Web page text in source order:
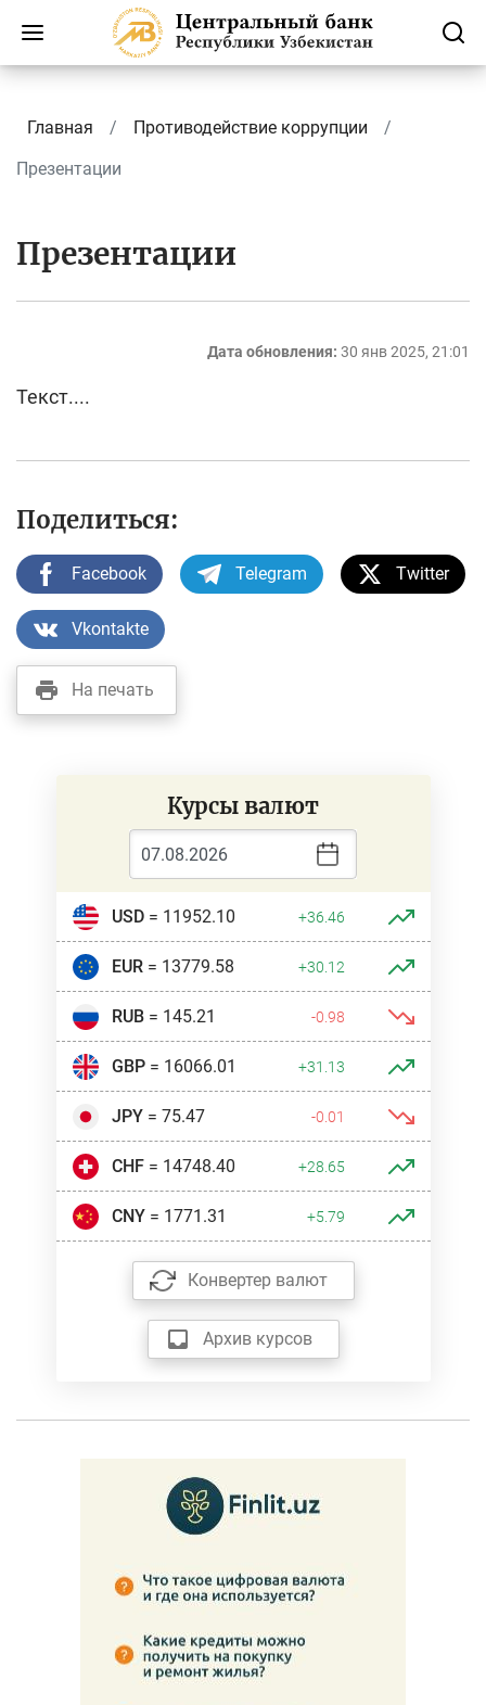
Главная
Противодействие коррупции
Презентации
Презентации
Дата обновления: 30 янв 2025, 21:01
Текст....
Поделиться:
Facebook Telegram Twitter
Vkontakte
На печать
Курсы валют
USD= 11952.10 +36.46
EUR= 13779.58 +30.12
RUB= 145.21 -0.98
GBP= 16066.01 +31.13
JPY= 75.47 -0.01
CHF= 14748.40 +28.65
CNY= 1771.31 +5.79
Конвертер валют
Архив курсов